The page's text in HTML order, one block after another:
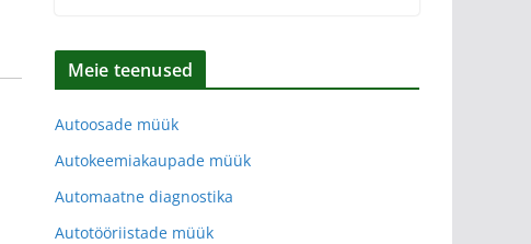
Meie teenused
Autoosade müük
Autokeemiakaupade müük
Automaatne diagnostika
Autotööriistade müük